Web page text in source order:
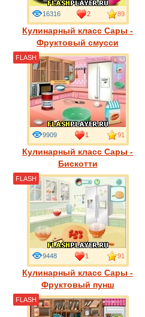
Кулинарный класс Сары -
Фруктовый смусси
16316 2 89
Кулинарный класс Сары -
Бискотти
9909 1 91
FLASH
Кулинарный класс Сары -
Фруктовый пунш
9448 1 91
FLASH
FLASH